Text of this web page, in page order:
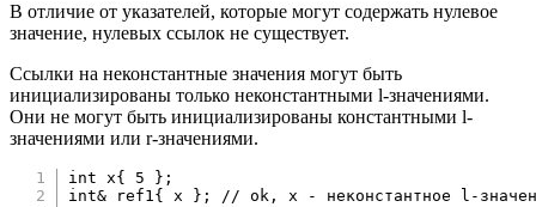
В отличие от указателей, которые могут содержать нулевое
значение, нулевых ссылок не существует.
Ссылки на неконстантные значения могут быть
инициализированы только неконстантными l-значениями.
Они не могут быть инициализированы константными l-
значениями или r-значениями.
int x{ 5 } ;
int& ref1{ x } ;
// ok, x - неконстантное l-